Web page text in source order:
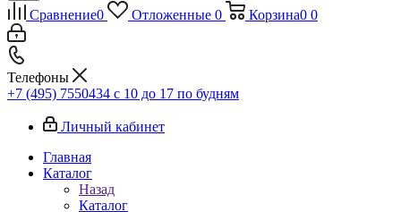
Сравнение0 Отложенные 0 Корзина0 0
Телефоны
+7 (495) 7550434 с 10 до 17 по будням
Личный кабинет
Главная
Каталог
Назад
Каталог